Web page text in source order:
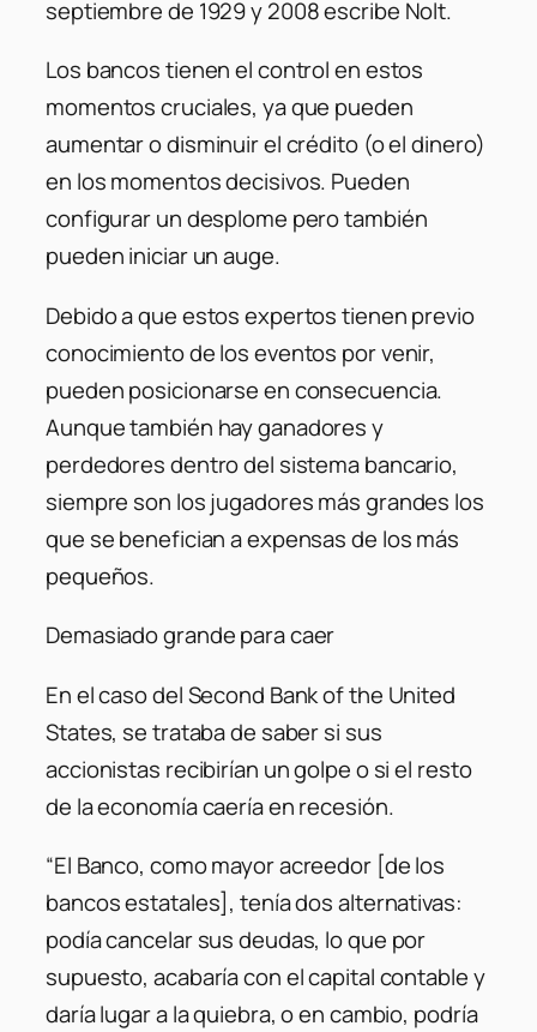
septiembre de 1929 y 2008 escribe Nolt.
Los bancos tienen el control en estos
momentos cruciales, ya que pueden
aumentar o disminuir el crédito (o el dinero)
en los momentos decisivos. Pueden
configurar un desplome pero también
pueden iniciar un auge.
Debido a que estos expertos tienen previo
conocimiento de los eventos por venir,
pueden posicionarse en consecuencia.
Aunque también hay ganadores y
perdedores dentro del sistema bancario,
siempre son los jugadores más grandes los
que se benefician a expensas de los más
pequeños.
Demasiado grande para caer
En el caso del Second Bank of the United
States, se trataba de saber si sus
accionistas recibirían un golpe o si el resto
de la economía caería en recesión.
“El Banco, como mayor acreedor [de los
bancos estatales], tenía dos alternativas:
podía cancelar sus deudas, lo que por
supuesto, acabaría con el capital contable y
daría lugar a la quiebra, o en cambio, podría